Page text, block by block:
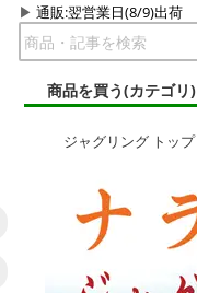
通販:翌営業日(8/9)出荷
商品を買う(カテゴリ)
ジャグリングトップ